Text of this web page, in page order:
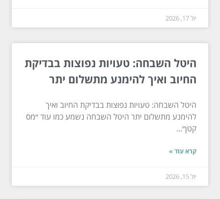
יול 17, 2026
היטל השבחה: טעויות נפוצות בבדיקת
החיוב ואיך להימנע מתשלום יתר
היטל השבחה: טעויות נפוצות בבדיקת החיוב ואיך
להימנע מתשלום יתר היטל השבחה נשמע כמו עוד ״מס
קטן״...
קרא עוד »
יול 15, 2026